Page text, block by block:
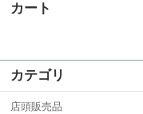
カート
カテゴリ
店頭販売品